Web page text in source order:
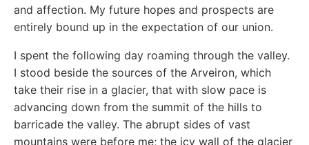
and affection. My future hopes and prospects are
entirely bound up in the expectation of our union.
I spent the following day roaming through the valley.
I stood beside the sources of the Arveiron, which
take their rise in a glacier, that with slow pace is
advancing down from the summit of the hills to
barricade the valley. The abrupt sides of vast
mountains were before me; the icy wall of the glacier